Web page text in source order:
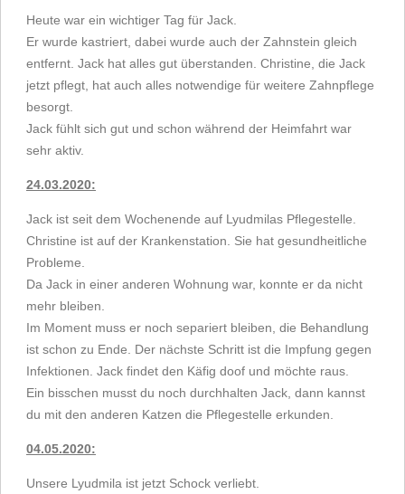
Heute war ein wichtiger Tag für Jack.
Er wurde kastriert, dabei wurde auch der Zahnstein gleich
entfernt. Jack hat alles gut überstanden. Christine, die Jack
jetzt pflegt, hat auch alles notwendige für weitere Zahnpflege
besorgt.
Jack fühlt sich gut und schon während der Heimfahrt war
sehr aktiv.
24.03.2020:
Jack ist seit dem Wochenende auf Lyudmilas Pflegestelle.
Christine ist auf der Krankenstation. Sie hat gesundheitliche
Probleme.
Da Jack in einer anderen Wohnung war, konnte er da nicht
mehr bleiben.
Im Moment muss er noch separiert bleiben, die Behandlung
ist schon zu Ende. Der nächste Schritt ist die Impfung gegen
Infektionen. Jack findet den Käfig doof und möchte raus.
Ein bisschen musst du noch durchhalten Jack, dann kannst
du mit den anderen Katzen die Pflegestelle erkunden.
04.05.2020:
Unsere Lyudmila ist jetzt Schock verliebt.